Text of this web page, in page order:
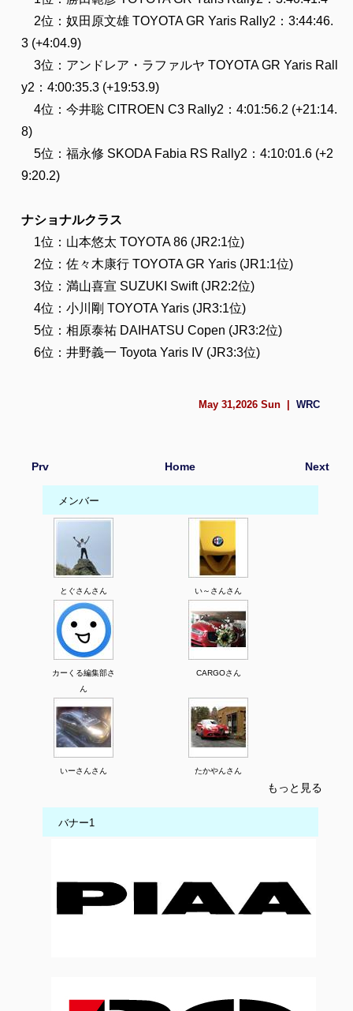
2位：奴田原文雄 TOYOTA GR Yaris Rally2：3:44:46.
3 (+4:04.9)
3位：アンドレア・ラファルヤ TOYOTA GR Yaris Rall
y2：4:00:35.3 (+19:53.9)
4位：今井聡 CITROEN C3 Rally2：4:01:56.2 (+21:14.
8)
5位：福永修 SKODA Fabia RS Rally2：4:10:01.6 (+2
9:20.2)
ナショナルクラス
1位：山本悠太 TOYOTA 86 (JR2:1位)
2位：佐々木康行 TOYOTA GR Yaris (JR1:1位)
3位：満山喜宣 SUZUKI Swift (JR2:2位)
4位：小川剛 TOYOTA Yaris (JR3:1位)
5位：相原泰祐 DAIHATSU Copen (JR3:2位)
6位：井野義一 Toyota Yaris IV (JR3:3位)
May 31,2026 Sun | WRC
Prv Next
Home
メンバー
とぐさんさん い～さんさん
カーくる編集部さ
ん
CARGOさん
いーさんさん たかやんさん
もっと見る
バナー1